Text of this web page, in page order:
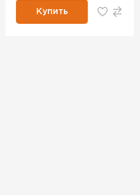
Купить